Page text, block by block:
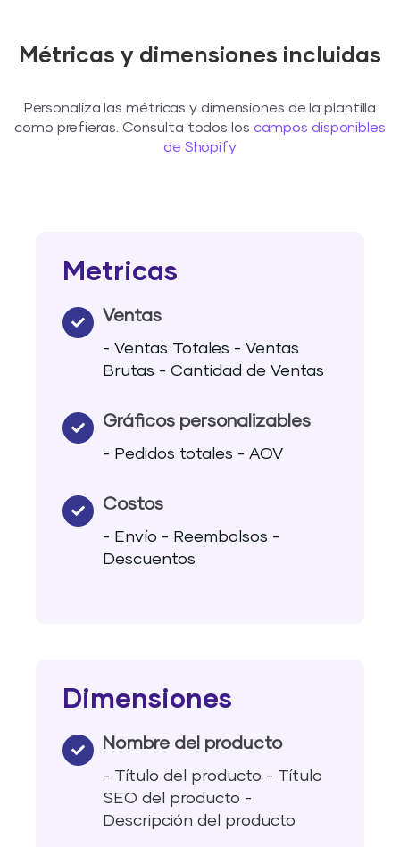
Métricas y dimensiones incluidas
Personaliza las métricas y dimensiones de la plantilla
como prefieras. Consulta todos los campos disponibles
de Shopify
Metricas
Ventas
- Ventas Totales - Ventas
Brutas - Cantidad de Ventas
Gráficos personalizables
- Pedidos totales - AOV
Costos
- Envío - Reembolsos -
Descuentos
Dimensiones
Nombre del producto
- Título del producto - Título
SEO del producto -
Descripción del producto